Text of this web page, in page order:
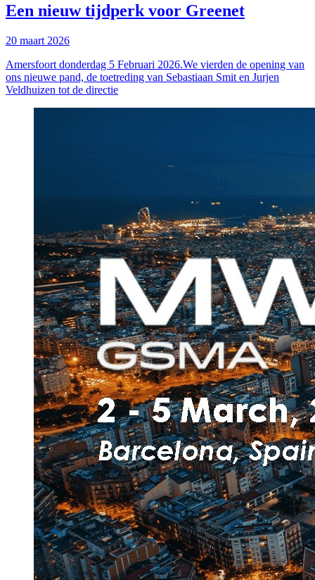
Een nieuw tijdperk voor Greenet
20 maart 2026
Amersfoort donderdag 5 Februari 2026.We vierden de opening van
ons nieuwe pand, de toetreding van Sebastiaan Smit en Jurjen
Veldhuizen tot de directie